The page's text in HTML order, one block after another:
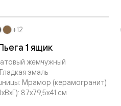
1 ящик
жемчужный
эмаль
Мрамор (керамогранит)
87x79,5x41 см
+12